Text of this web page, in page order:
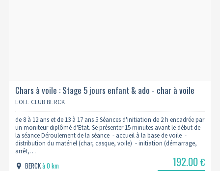
Chars à voile : Stage 5 jours enfant & ado - char à voile
EOLE CLUB BERCK
de 8 à 12 ans et de 13 à 17 ans 5 Séances d'initiation de 2 h encadrée par
un moniteur diplômé d'Etat. Se présenter 15 minutes avant le début de
la séance Déroulement de la séance - accueil à la base de voile -
distribution du matériel (char, casque, voile) - initiation (démarrage,
arrêt,…
BERCKà 0 km
192.00€